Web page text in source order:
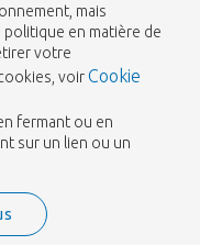
mais
en matière de
votre
voirCookie
fermant ou en
sur un lien ou un